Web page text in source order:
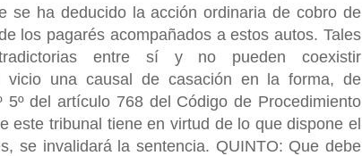
se ha deducido la acción ordinaria de cobro de
los pagarés acompañados a estos autos. Tales
entre sí y no pueden coexistir
vicio una causal de casación en la forma, de
del artículo 768 del Código de Procedimiento
este tribunal tiene en virtud de lo que dispone el
se invalidará la sentencia. QUINTO: Que debe